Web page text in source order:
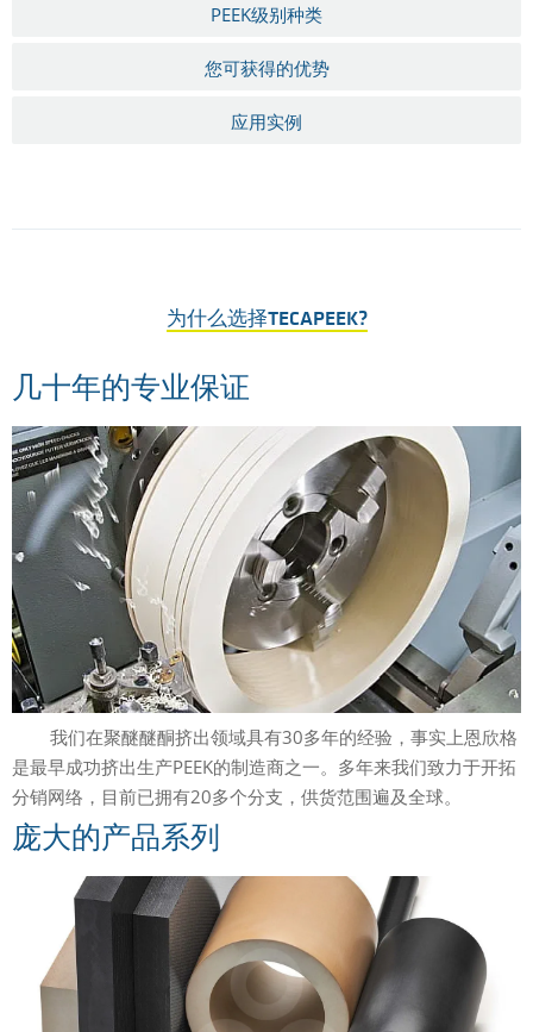
PEEK级别种类
您可获得的优势
应用实例
为什么选择TECAPEEK?
几十年的专业保证
我们在聚醚醚酮挤出领域具有30多年的经验，事实上恩欣格
是最早成功挤出生产PEEK的制造商之一。多年来我们致力于开拓
分销网络，目前已拥有20多个分支，供货范围遍及全球。
庞大的产品系列